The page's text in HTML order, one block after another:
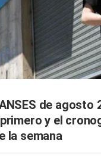
de agosto
y el
la semana